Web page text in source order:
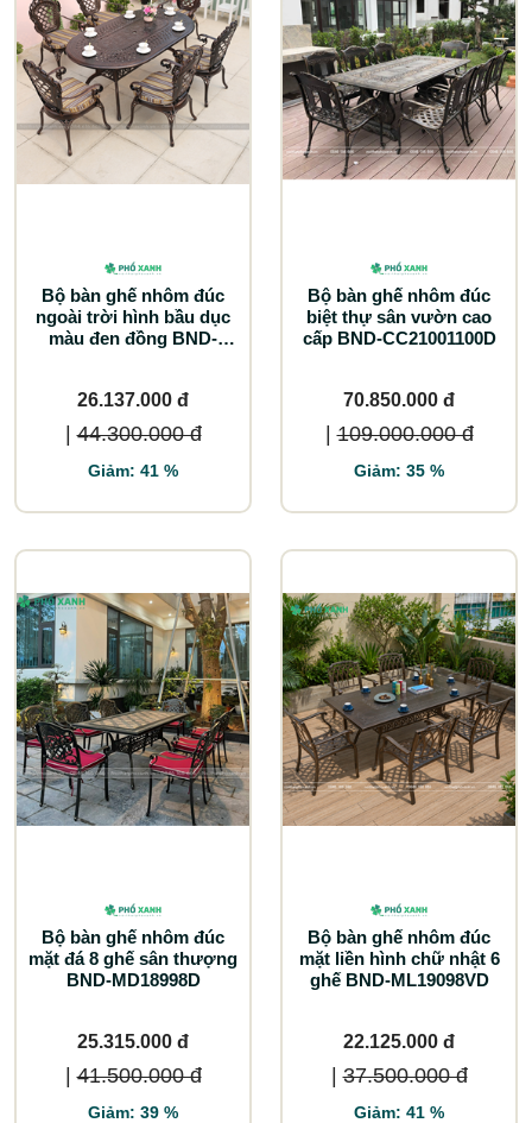
Bộ bàn ghế nhôm đúc
ngoài trời hình bầu dục
màu đen đồng BND-
26.137.000 đ
| 44.300.000 đ
Giảm: 41 %
Bộ bàn ghế nhôm đúc
biệt thự sân vườn cao
cấp BND-CC21001100D
70.850.000 đ
| 109.000.000 đ
Giảm: 35 %
Bộ bàn ghế nhôm đúc
mặt đá 8 ghế sân thượng
BND-MD18998D
25.315.000 đ
| 41.500.000 đ
Giảm: 39 %
Bộ bàn ghế nhôm đúc
mặt liền hình chữ nhật 6
ghế BND-ML19098VD
22.125.000 đ
| 37.500.000 đ
Giảm: 41 %